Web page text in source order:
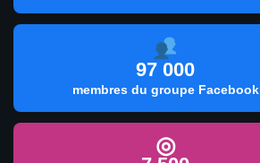
97 000
membres du groupe Facebook
◎